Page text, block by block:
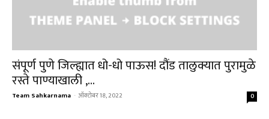
संपूर्ण पुणे जिल्ह्यात धो-धो पाऊस! दौंड तालुक्यात पुरामुळे
रस्ते पाण्याखाली ,...
Team Sahkarnama - ऑक्टोबर 18, 2022 0